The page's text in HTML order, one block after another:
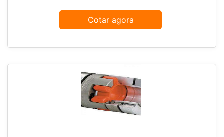
Cotar agora